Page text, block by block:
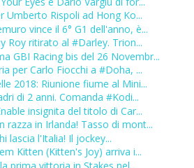
Umberto Rispoli ad Hong Ko...
vince il 6° G1 dell'anno, è...
Roy ritirato al #Darley. Trion...
GBI Racing bis del 26 Novembr...
per Carlo Fiocchi a #Doha, ...
2018: Riunione fiume al Mini...
di 2 anni. Comanda #Kodi...
insignita del titolo di Car...
razza in Irlanda! Tasso di mont...
lascia l'Italia! Il jockey...
Kitten (Kitten's Joy) arriva i...